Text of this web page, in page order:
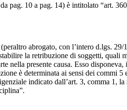
pag. 10 a pag. 14) è intitolato “art.
abrogato, con l’intero d.lgs.
la retribuzione di soggetti,
nella presente causa. Esso
è determinata ai sensi dei commi
indicato dall’art. 3, comma 1,